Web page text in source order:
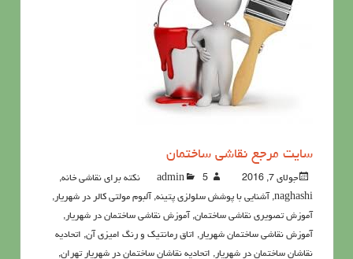
سايت مرجع نقاشي ساختمان
جولای 7, 2016 admin 5نکته برای نقاشی خانه
,
naghashi
, آشنايي با پوشش سلولزي پتينه, آلبوم مولتی کالر در شهریار,
آموزش تصویری نقاشی ساختمان, آموزش نقاشی ساختمان در شهریار,
آموزش نقاشی ساختمان شهریار, اتاق رمانتیک و رنگ امیزی آن, اتحادیه
نقاشان ساختمان در شهریار, اتحادیه نقاشان ساختمان در شهریار تهران,